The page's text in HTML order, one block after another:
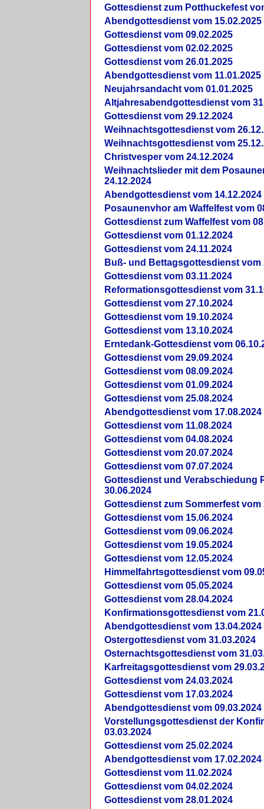
Gottesdienst zum Potthuckefest
Abendgottesdienst vom 15.02.2025
Gottesdienst vom 09.02.2025
Gottesdienst vom 02.02.2025
Gottesdienst vom 26.01.2025
Abendgottesdienst vom 11.01.2025
Neujahrsandacht vom 01.01.2025
Altjahresabendgottesdienst vom
Gottesdienst vom 29.12.2024
Weihnachtsgottesdienst vom
Weihnachtsgottesdienst vom
Christvesper vom 24.12.2024
Weihnachtslieder mit dem
24.12.2024
Abendgottesdienst vom 14.12.2024
Posaunenvhor am Waffelfest vom
Gottesdienst zum Waffelfest vom
Gottesdienst vom 01.12.2024
Gottesdienst vom 24.11.2024
Buß- und Bettagsgottesdienst vom
Gottesdienst vom 03.11.2024
Reformationsgottesdienst vom
Gottesdienst vom 27.10.2024
Gottesdienst vom 19.10.2024
Gottesdienst vom 13.10.2024
Erntedank-Gottesdienst vom
Gottesdienst vom 29.09.2024
Gottesdienst vom 08.09.2024
Gottesdienst vom 01.09.2024
Gottesdienst vom 25.08.2024
Abendgottesdienst vom 17.08.2024
Gottesdienst vom 11.08.2024
Gottesdienst vom 04.08.2024
Gottesdienst vom 20.07.2024
Gottesdienst vom 07.07.2024
Gottesdienst und Verabschiedung
30.06.2024
Gottesdienst zum Sommerfest vom
Gottesdienst vom 15.06.2024
Gottesdienst vom 09.06.2024
Gottesdienst vom 19.05.2024
Gottesdienst vom 12.05.2024
Himmelfahrtsgottesdienst vom
Gottesdienst vom 05.05.2024
Gottesdienst vom 28.04.2024
Konfirmationsgottesdienst vom
Abendgottesdienst vom 13.04.2024
Ostergottesdienst vom 31.03.2024
Osternachtsgottesdienst vom
Karfreitagsgottesdienst vom
Gottesdienst vom 24.03.2024
Gottesdienst vom 17.03.2024
Abendgottesdienst vom 09.03.2024
Vorstellungsgottesdienst der
03.03.2024
Gottesdienst vom 25.02.2024
Abendgottesdienst vom 17.02.2024
Gottesdienst vom 11.02.2024
Gottesdienst vom 04.02.2024
Gottesdienst vom 28.01.2024